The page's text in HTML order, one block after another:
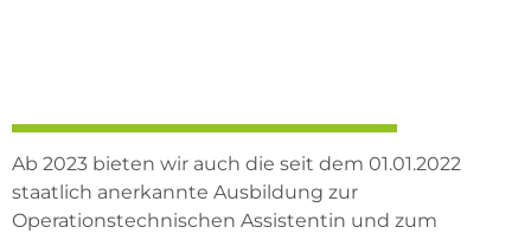
Ab 2023 bieten wir auch die seit dem 01.01.2022
staatlich anerkannte Ausbildung zur
Operationstechnischen Assistentin und zum